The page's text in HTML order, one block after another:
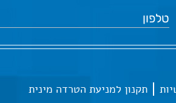
תקנון למניעת הטרדה מינית